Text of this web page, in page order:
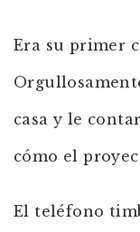
Era su primer
casa y le
cómo el
El teléfono